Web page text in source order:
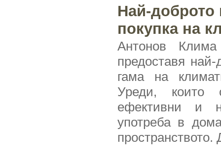
Най-доброто
покупка на
Антонов
предоставя най-
гама на
Уреди, които
ефективни и
употреба в
пространството.